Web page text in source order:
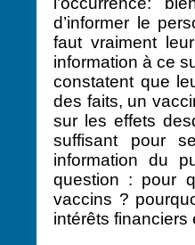
d’informer le
faut vraiment
information à ce
constatent que
des faits, un
sur les effets
suffisant pour
information du
question : pour
vaccins ?
intérêts financiers